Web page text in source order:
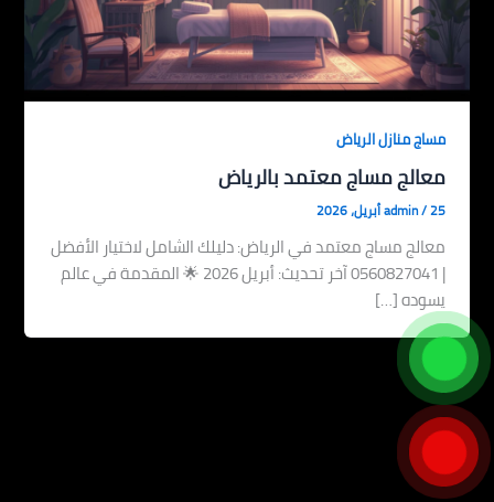
مساج منازل الرياض
معالج مساج معتمد بالرياض
admin/25 أبريل، 2026
معالج مساج معتمد في الرياض: دليلك الشامل لاختيار الأفضل
| 0560827041 آخر تحديث: أبريل 2026 🌟 المقدمة في عالم
يسوده […]